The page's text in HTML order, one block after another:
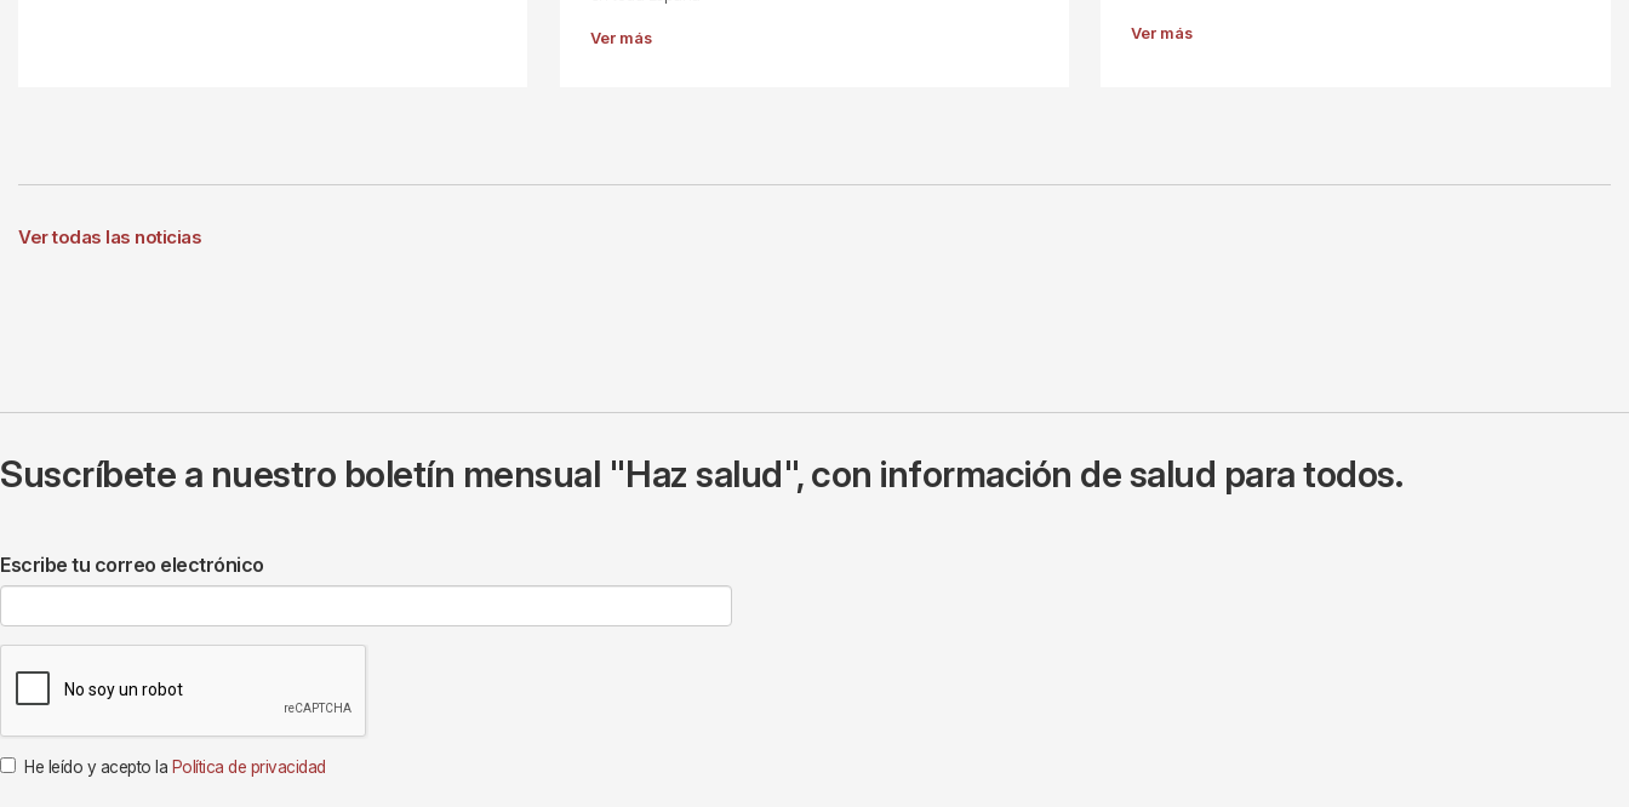
Ver más Ver más
Ver todas las noticias
Suscríbete a nuestro boletín mensual "Haz salud", con información de salud para todos.
Escribe tu correo electrónico
He leído y acepto la Política de privacidad